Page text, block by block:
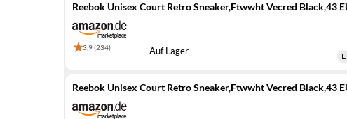
Reebok Unisex Court Retro Sneaker,Ftwwht Vecred Black,43
3,9 (234) Auf Lager
Reebok Unisex Court Retro Sneaker,Ftwwht Vecred Black,43